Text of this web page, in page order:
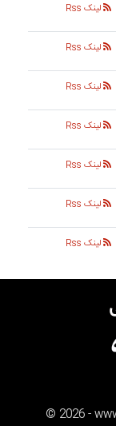
لینک Rss
لینک Rss
لینک Rss
لینک Rss
لینک Rss
لینک Rss
لینک Rss
© 2026-